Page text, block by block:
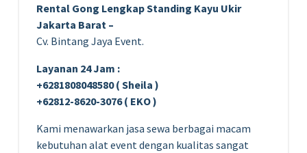
Rental Gong Lengkap Standing Kayu Ukir
Jakarta Barat –
Cv. Bintang Jaya Event.
Layanan 24 Jam :
+6281808048580 ( Sheila )
+62812-8620-3076 ( EKO )
Kami menawarkan jasa sewa berbagai macam
kebutuhan alat event dengan kualitas sangat